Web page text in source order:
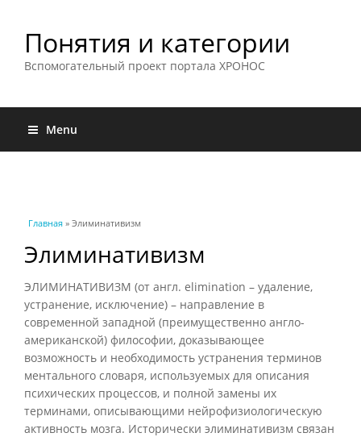
Понятия и категории
Вспомогательный проект портала ХРОНОС
Menu
Вы здесь
Главная » Элиминативизм
Элиминативизм
ЭЛИМИНАТИВИЗМ (от англ. elimination – удаление,
устранение, исключение) – направление в
современной западной (преимущественно англо-
американской) философии, доказывающее
возможность и необходимость устранения терминов
ментального словаря, используемых для описания
психических процессов, и полной замены их
терминами, описывающими нейрофизиологическую
активность мозга. Исторически элиминативизм связан